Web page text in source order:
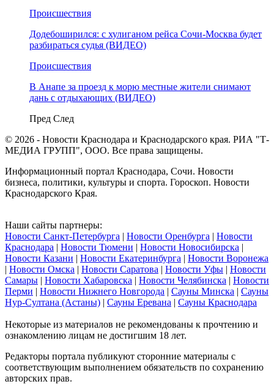
Происшествия
Додебоширился: с хулиганом рейса Сочи-Москва будет
разбираться судья (ВИДЕО)
Происшествия
В Анапе за проезд к морю местные жители снимают
дань с отдыхающих (ВИДЕО)
Пред След
© 2026 - Новости Краснодара и Краснодарского края. РИА "Т-
МЕДИА ГРУПП", ООО. Все права защищены.
Информационный портал Краснодара, Сочи. Новости
бизнеса, политики, культуры и спорта. Гороскоп. Новости
Краснодарского Края.
Наши сайты партнеры:
Новости Санкт-Петербурга | Новости Оренбурга | Новости
Краснодара | Новости Тюмени | Новости Новосибирска |
Новости Казани | Новости Екатеринбурга | Новости Воронежа
| Новости Омска | Новости Саратова | Новости Уфы | Новости
Самары | Новости Хабаровска | Новости Челябинска | Новости
Перми | Новости Нижнего Новгорода | Сауны Минска | Сауны
Нур-Султана (Астаны) | Сауны Еревана | Сауны Краснодара
Некоторые из материалов не рекомендованы к прочтению и
ознакомлению лицам не достигшим 18 лет.
Редакторы портала публикуют сторонние материалы с
соответствующим выполнением обязательств по сохранению
авторских прав.